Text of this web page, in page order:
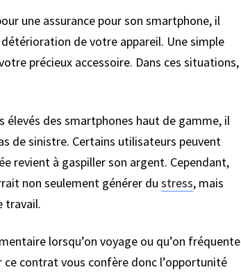
une assurance pour son smartphone, il
de votre appareil. Une simple
précieux accessoire. Dans ces situations,
élevés des smartphones haut de gamme, il
de sinistre. Certains utilisateurs peuvent
revient à gaspiller son argent. Cependant,
non seulement générer du stress, mais
travail.
lorsqu’on voyage ou qu’on fréquente
contrat vous confère donc l’opportunité